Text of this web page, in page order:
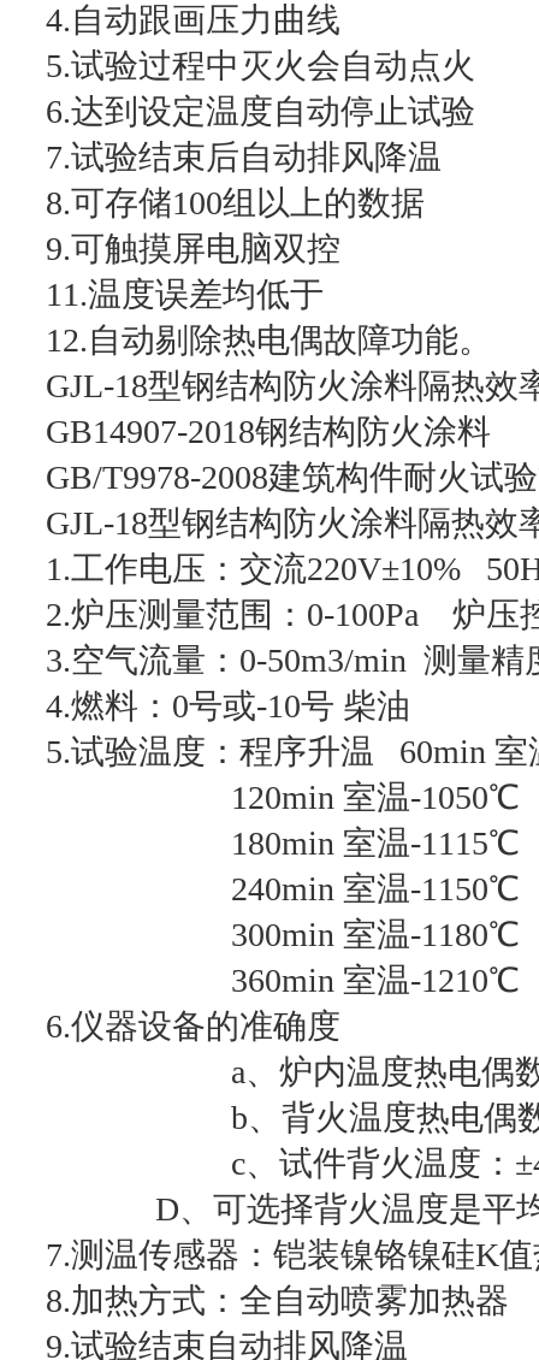
4.自动跟画压力曲线
5.试验过程中灭火会自动点火
6.达到设定温度自动停止试验
7.试验结束后自动排风降温
8.可存储100组以上的数据
9.可触摸屏电脑双控
11.温度误差均低于
12.自动剔除热电偶故障功能。
GJL-18型钢结构防火涂料隔热效
GB14907-2018钢结构防火涂料
GB/T9978-2008建筑构件耐火试
GJL-18型钢结构防火涂料隔热效
1.工作电压：交流220V±10%
2.炉压测量范围：0-100Pa 炉压
3.空气流量：0-50m3/min 测量精
4.燃料：0号或-10号 柴油
5.试验温度：程序升温 60min
120min 室温-1050℃
180min 室温-1115℃
240min 室温-1150℃
300min 室温-1180℃
360min 室温-1210℃
6.仪器设备的准确度
a、炉内温度热电偶数
b、背火温度热电偶数
c、试件背火温度：
D、可选择背火温度是平均
7.测温传感器：铠装镍铬镍硅K
8.加热方式：全自动喷雾加热器
9.试验结束自动排风降温